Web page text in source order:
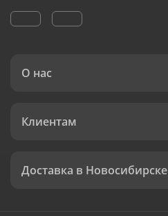
О нас
Клиентам
Доставка в Новосибирске